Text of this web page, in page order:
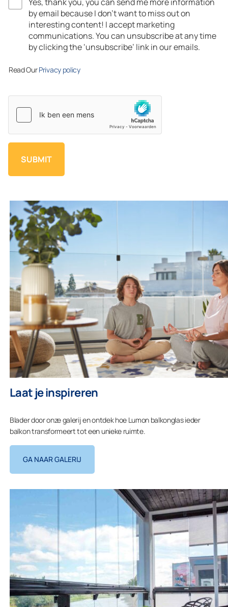
by email because I don’t want to miss out on
interesting content! I accept marketing
communications.​ You can unsubscribe at any time
by clicking the ‘unsubscribe’ link in our emails.​
Read OurPrivacy policy
Laat je inspireren
Blader door onze galerij en ontdek hoe Lumon balkonglas ieder
balkon transformeert tot een unieke ruimte.
GA NAAR GALERIJ